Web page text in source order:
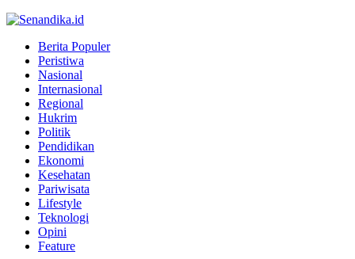
Berita Populer
Peristiwa
Nasional
Internasional
Regional
Hukrim
Politik
Pendidikan
Ekonomi
Kesehatan
Pariwisata
Lifestyle
Teknologi
Opini
Feature